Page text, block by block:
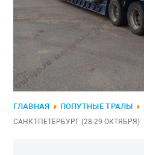
ГЛАВНАЯ ПОПУТНЫЕ ТРАЛЫ
САНКТ-ПЕТЕРБУРГ (28-29 ОКТЯБРЯ)